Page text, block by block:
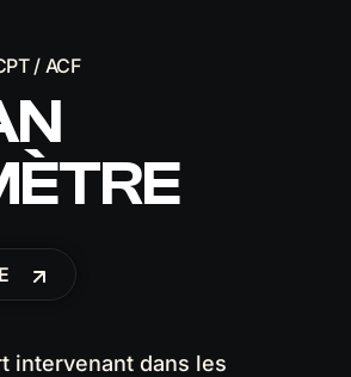
/ ACF
intervenant dans les